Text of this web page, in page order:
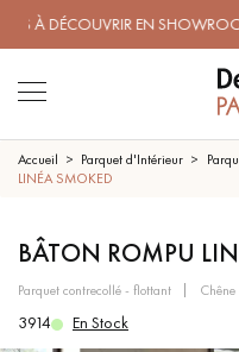
EN
PARQUET MASSIF
Accueil Parquet d'Intérieur
LINÉA SMOKED
BÂTON ROMPU
parquet contrecollé - flottant chêne
3914 En Stock